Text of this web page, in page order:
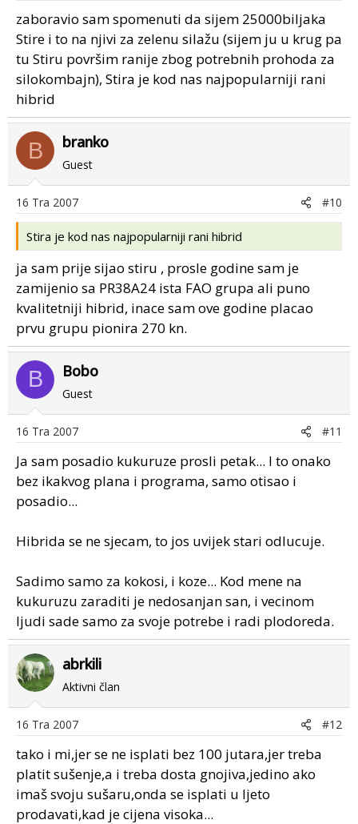
zaboravio sam spomenuti da sijem 25000biljaka
Stire i to na njivi za zelenu silažu (sijem ju u krug pa
tu Stiru površim ranije zbog potrebnih prohoda za
silokombajn), Stira je kod nas najpopularniji rani
hibrid
B branko
Guest
16 Tra 2007 #10
Stira je kod nas najpopularniji rani hibrid
ja sam prije sijao stiru , prosle godine sam je
zamijenio sa PR38A24 ista FAO grupa ali puno
kvalitetniji hibrid, inace sam ove godine placao
prvu grupu pionira 270 kn.
B Bobo
Guest
16 Tra 2007 #11
Ja sam posadio kukuruze prosli petak... I to onako
bez ikakvog plana i programa, samo otisao i
posadio...
Hibrida se ne sjecam, to jos uvijek stari odlucuje.
Sadimo samo za kokosi, i koze... Kod mene na
kukuruzu zaraditi je nedosanjan san, i vecinom
ljudi sade samo za svoje potrebe i radi plodoreda.
abrkili
Aktivni član
16 Tra 2007 #12
tako i mi,jer se ne isplati bez 100 jutara,jer treba
platit sušenje,a i treba dosta gnojiva,jedino ako
imaš svoju sušaru,onda se isplati u ljeto
prodavati,kad je cijena visoka...